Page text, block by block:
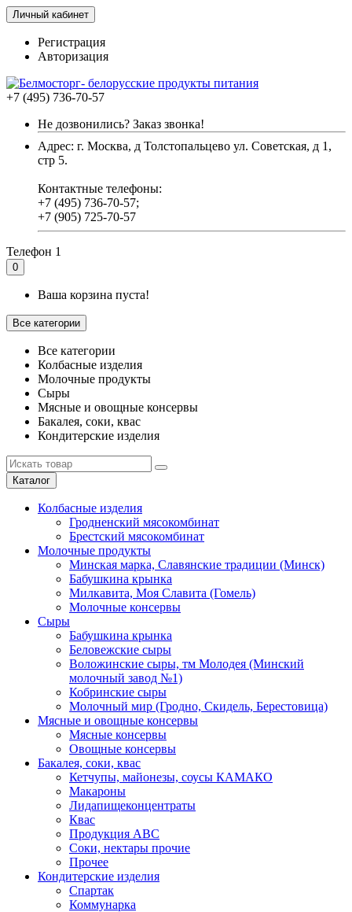
Личный кабинет
Регистрация
Авторизация
+7 (495) 736-70-57
Не дозвонились? Заказ звонка!
Адрес: г. Москва, д Толстопальцево ул. Советская, д 1,
стр 5.
Контактные телефоны:
+7 (495) 736-70-57;
+7 (905) 725-70-57
Телефон 1
0
Ваша корзина пуста!
Все категории
Все категории
Колбасные изделия
Молочные продукты
Сыры
Мясные и овощные консервы
Бакалея, соки, квас
Кондитерские изделия
Каталог
Колбасные изделия
Гродненский мясокомбинат
Брестский мясокомбинат
Молочные продукты
Минская марка, Славянские традиции (Минск)
Бабушкина крынка
Милкавита, Моя Славита (Гомель)
Молочные консервы
Сыры
Бабушкина крынка
Беловежские сыры
Воложинские сыры, тм Молодея (Минский
молочный завод №1)
Кобринские сыры
Молочный мир (Гродно, Скидель, Берестовица)
Мясные и овощные консервы
Мясные консервы
Овощные консервы
Бакалея, соки, квас
Кетчупы, майонезы, соусы КАМАКО
Макароны
Лидапищеконцентраты
Квас
Продукция АВС
Соки, нектары прочие
Прочее
Кондитерские изделия
Спартак
Коммунарка